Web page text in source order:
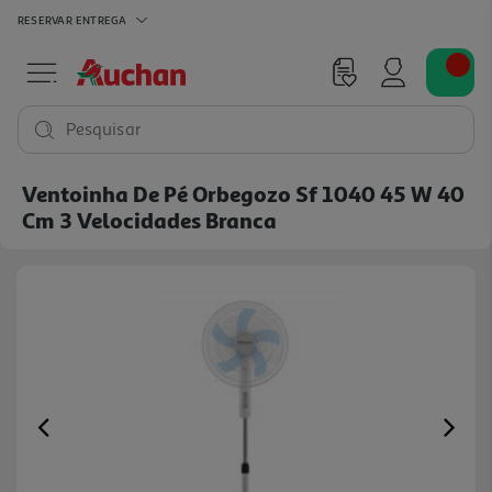
RESERVAR ENTREGA
Pesquisar
Ventoinha De Pé Orbegozo Sf 1040 45 W 40
Cm 3 Velocidades Branca
Previous